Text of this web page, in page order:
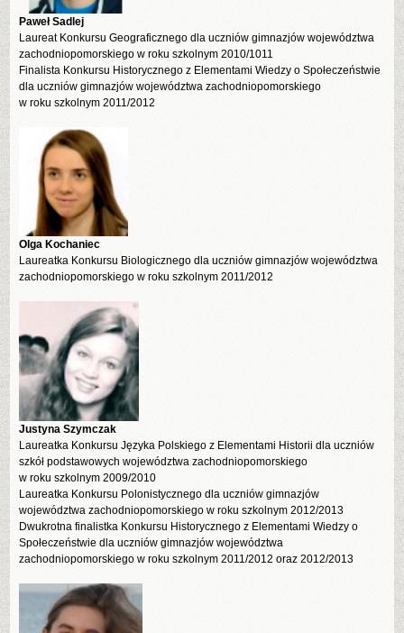
Paweł Sadlej
Laureat Konkursu Geograficznego dla uczniów gimnazjów województwa
zachodniopomorskiego w roku szkolnym 2010/1011
Finalista Konkursu Historycznego z Elementami Wiedzy o Społeczeństwie
dla uczniów gimnazjów województwa zachodniopomorskiego
w roku szkolnym 2011/2012
Olga Kochaniec
Laureatka Konkursu Biologicznego dla uczniów gimnazjów województwa
zachodniopomorskiego w roku szkolnym 2011/2012
Justyna Szymczak
Laureatka Konkursu Języka Polskiego z Elementami Historii dla uczniów
szkół podstawowych województwa zachodniopomorskiego
w roku szkolnym 2009/2010
Laureatka Konkursu Polonistycznego dla uczniów gimnazjów
województwa zachodniopomorskiego w roku szkolnym 2012/2013
Dwukrotna finalistka Konkursu Historycznego z Elementami Wiedzy o
Społeczeństwie dla uczniów gimnazjów województwa
zachodniopomorskiego w roku szkolnym 2011/2012 oraz 2012/2013